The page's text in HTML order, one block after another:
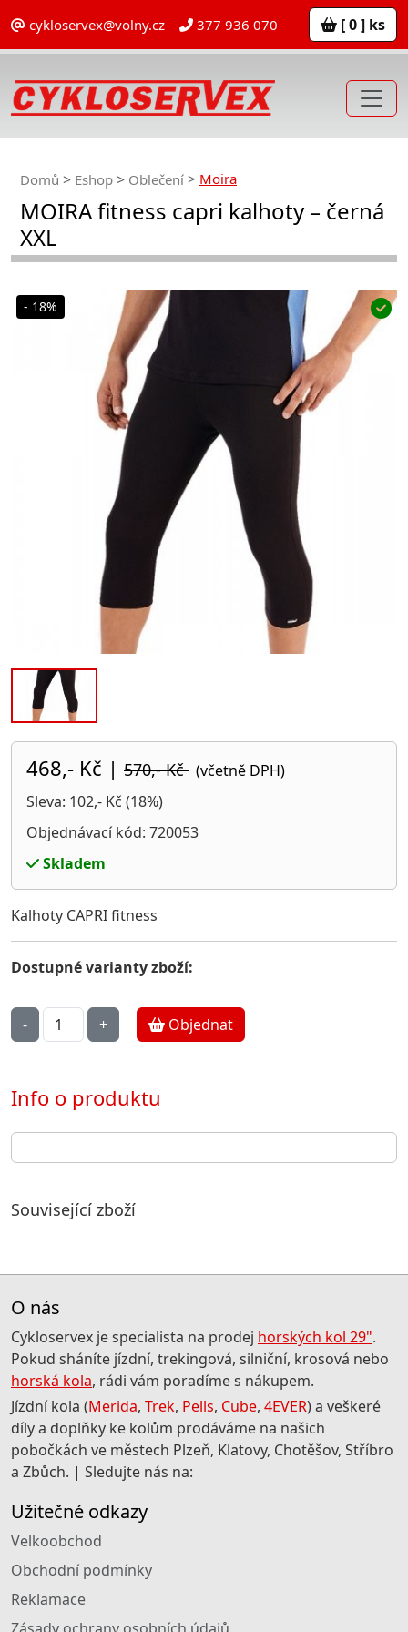
cykloservex@volny.cz 377 936 070 [ 0 ] ks
Domů Eshop Oblečení Moira
MOIRA fitness capri kalhoty – černá
XXL
- 18%
468,- Kč | 570,- Kč (včetně DPH)
Sleva: 102,- Kč (18%)
Objednávací kód: 720053
Skladem
Kalhoty CAPRI fitness
Dostupné varianty zboží:
Objednat
Info o produktu
Související zboží
O nás
Cykloservex je specialista na prodej horských kol 29".
Pokud sháníte jízdní, trekingová, silniční, krosová nebo
horská kola, rádi vám poradíme s nákupem.
Jízdní kola (Merida, Trek, Pells, Cube, 4EVER) a veškeré
díly a doplňky ke kolům prodáváme na našich
pobočkách ve městech Plzeň, Klatovy, Chotěšov, Stříbro
a Zbůch. | Sledujte nás na:
Užitečné odkazy
Velkoobchod
Obchodní podmínky
Reklamace